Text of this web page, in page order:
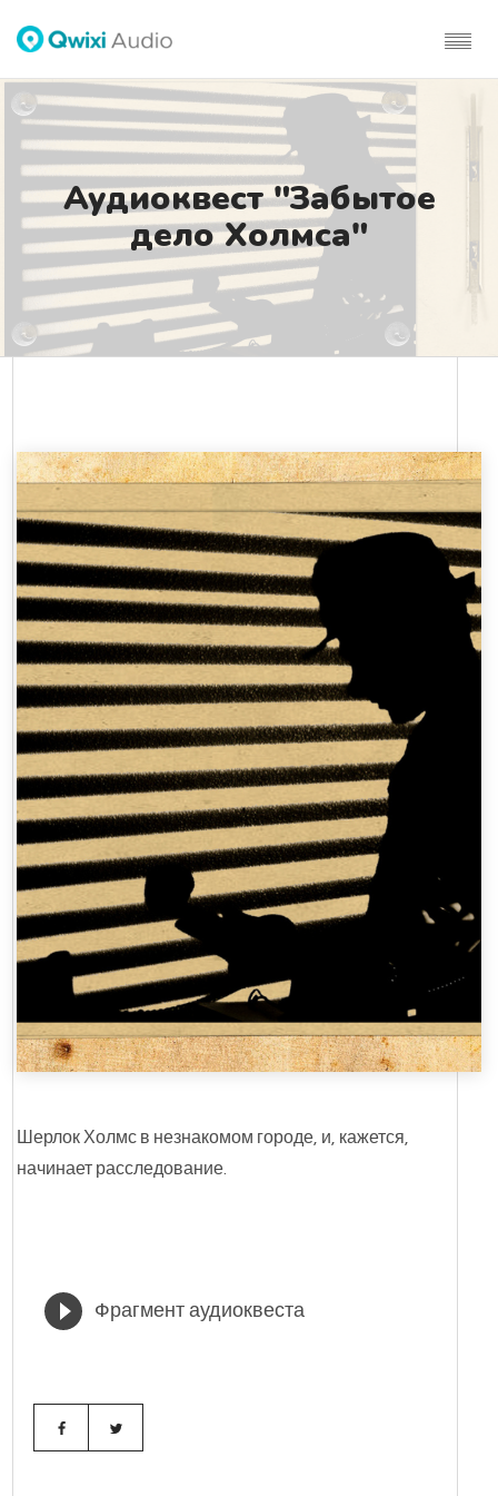
Аудиоквест "Забытое
дело Холмса"
Шерлок Холмс в незнакомом городе, и, кажется,
начинает расследование.
Фрагмент аудиоквеста